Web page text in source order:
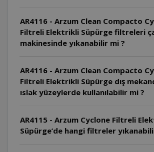
AR4116 - Arzum Clean Compacto
Filtreli Elektrikli Süpürge filtreleri
makinesinde yıkanabilir mi ?
AR4116 - Arzum Clean Compacto
Filtreli Elektrikli Süpürge dış
ıslak yüzeylerde kullanılabilir mi ?
AR4115 - Arzum Cyclone Filtreli
Süpürge’de hangi filtreler